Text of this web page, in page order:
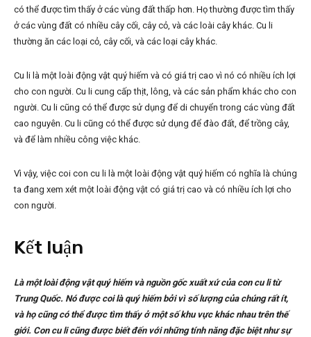
có thể được tìm thấy ở các vùng đất thấp hơn. Họ thường được tìm thấy
ở các vùng đất có nhiều cây cối, cây cỏ, và các loài cây khác. Cu li
thường ăn các loại cỏ, cây cối, và các loại cây khác.
Cu li là một loài động vật quý hiếm và có giá trị cao vì nó có nhiều ích lợi
cho con người. Cu li cung cấp thịt, lông, và các sản phẩm khác cho con
người. Cu li cũng có thể được sử dụng để di chuyển trong các vùng đất
cao nguyên. Cu li cũng có thể được sử dụng để đào đất, để trồng cây,
và để làm nhiều công việc khác.
Vì vậy, việc coi con cu li là một loài động vật quý hiếm có nghĩa là chúng
ta đang xem xét một loài động vật có giá trị cao và có nhiều ích lợi cho
con người.
Kết luận
Là một loài động vật quý hiếm và nguồn gốc xuất xứ của con cu li từ
Trung Quốc. Nó được coi là quý hiếm bởi vì số lượng của chúng rất ít,
và họ cũng có thể được tìm thấy ở một số khu vực khác nhau trên thế
giới. Con cu li cũng được biết đến với những tính năng đặc biệt như sự